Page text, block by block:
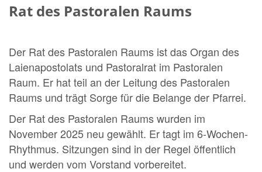
Rat des Pastoralen Raums
Der Rat des Pastoralen Raums ist das Organ des
Laienapostolats und Pastoralrat im Pastoralen
Raum. Er hat teil an der Leitung des Pastoralen
Raums und trägt Sorge für die Belange der Pfarrei.
Der Rat des Pastoralen Raums wurden im
November 2025 neu gewählt. Er tagt im 6-Wochen-
Rhythmus. Sitzungen sind in der Regel öffentlich
und werden vom Vorstand vorbereitet.